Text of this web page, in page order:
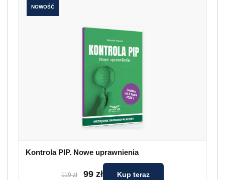
NOWOŚĆ
Kontrola PIP. Nowe uprawnienia
119 zł 99 zł Kup teraz